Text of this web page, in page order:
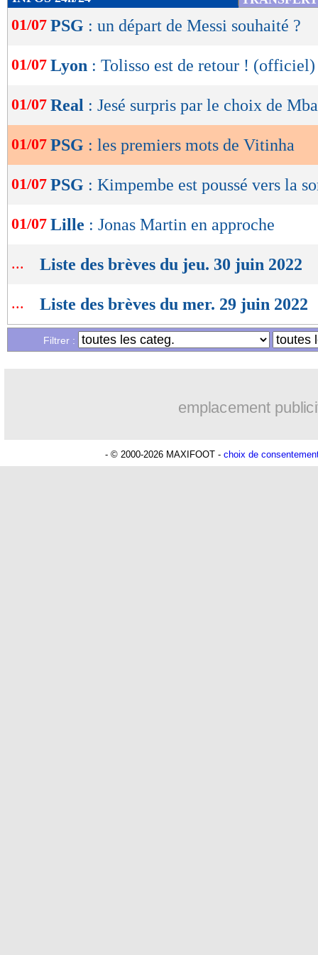
de
lecture
OK
01/07 PSG : un départ de Messi souhaité ?
01/07 Lyon : Tolisso est de retour ! (officiel)
01/07 Real : Jesé surpris par le choix de
01/07 PSG : les premiers mots de Vitinha
01/07 PSG : Kimpembe est poussé vers la
01/07 Lille : Jonas Martin en approche
... Liste des brèves du jeu. 30 juin 2022
... Liste des brèves du mer. 29 juin 2022
Filtrer :
emplacement
- © 2000-2026 MAXIFOOT - choix de